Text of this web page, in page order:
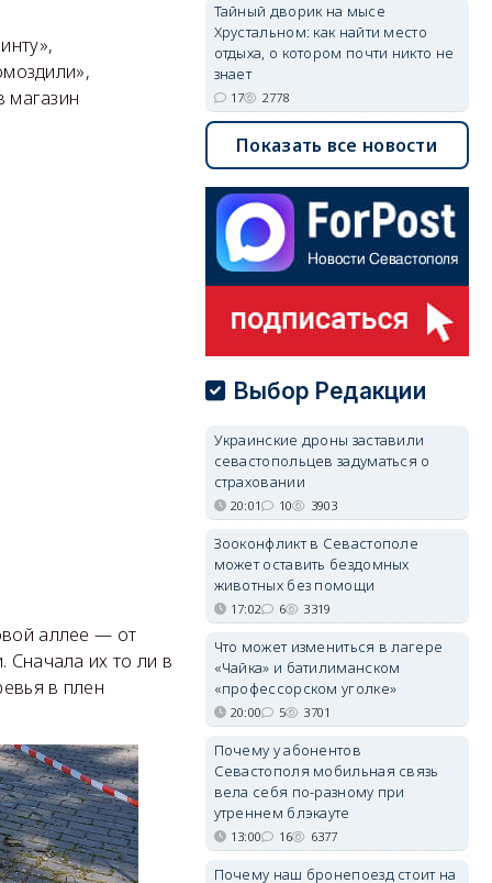
магазин
аллее — от
Сначала их то ли в
в плен
Тайный дворик на мысе
Хрустальном: как найти место
отдыха, о котором почти никто не
знает
17 2778
Показать все новости
Выбор Редакции
Украинские дроны заставили
севастопольцев задуматься о
страховании
20:01 10 3903
Зооконфликт в Севастополе
может оставить бездомных
животных без помощи
17:02 6 3319
Что может измениться в лагере
«Чайка» и батилиманском
«профессорском уголке»
20:00 5 3701
Почему у абонентов
Севастополя мобильная связь
вела себя по-разному при
утреннем блэкауте
13:00 16 6377
Почему наш бронепоезд стоит на